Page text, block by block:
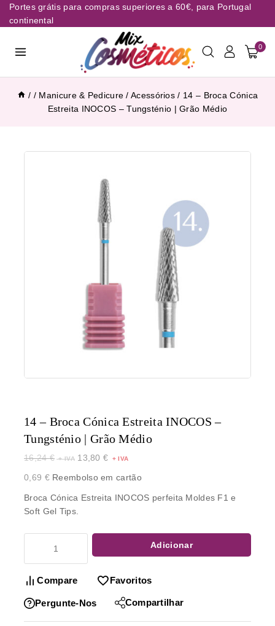
Portes grátis para compras superiores a 60€, para Portugal
continental
0
/ / Manicure & Pedicure / Acessórios / 14 – Broca Cónica
Estreita INOCOS – Tungsténio | Grão Médio
14 – Broca Cónica Estreita INOCOS –
Tungsténio | Grão Médio
16,24€ 13,80€
0,69 €Reembolso em cartão
Broca Cónica Estreita INOCOS perfeita Moldes F1 e
Soft Gel Tips.
Adicionar
Compare Favoritos
Pergunte-Nos Compartilhar